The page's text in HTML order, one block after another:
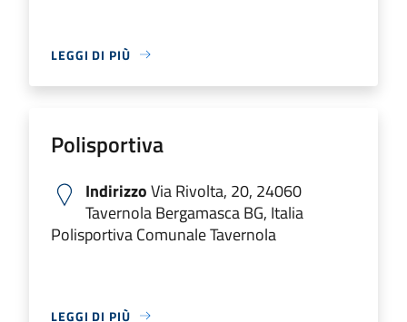
LEGGI DI PIÙ
Polisportiva
IndirizzoVia Rivolta, 20, 24060
Tavernola Bergamasca BG, Italia
Polisportiva Comunale Tavernola
LEGGI DI PIÙ